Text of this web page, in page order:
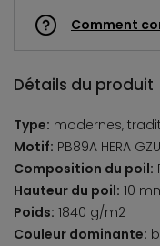
Comment
Détails du produit
Type: modernes,
Motif: PB89A HERA GZU
Composition du poil:
Hauteur du poil: 10
Poids: 1840 g/m2
Couleur dominante: